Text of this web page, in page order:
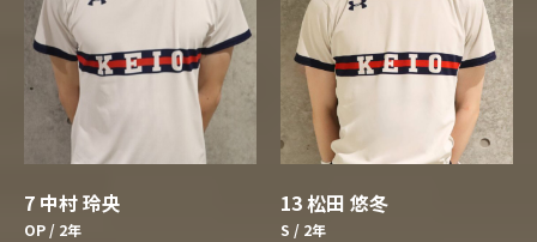
7 中村 玲央
OP / 2年
13 松田 悠冬
S / 2年